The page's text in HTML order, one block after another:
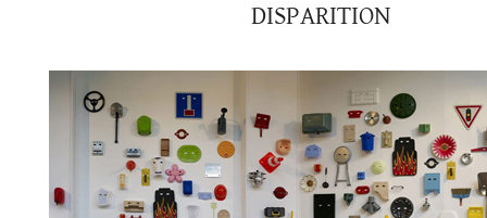
DISPARITION